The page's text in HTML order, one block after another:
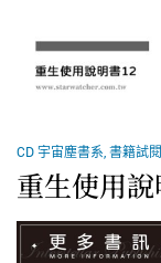
CD 宇宙塵書系 書籍試閱
重生使用